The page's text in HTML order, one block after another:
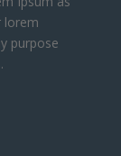
lorem
purpose